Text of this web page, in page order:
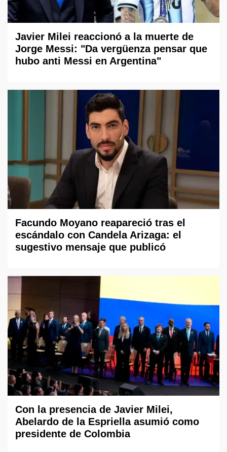
Javier Milei reaccionó a la muerte de
Jorge Messi: "Da vergüenza pensar que
hubo anti Messi en Argentina"
Facundo Moyano reapareció tras el
escándalo con Candela Arizaga: el
sugestivo mensaje que publicó
Con la presencia de Javier Milei,
Abelardo de la Espriella asumió como
presidente de Colombia